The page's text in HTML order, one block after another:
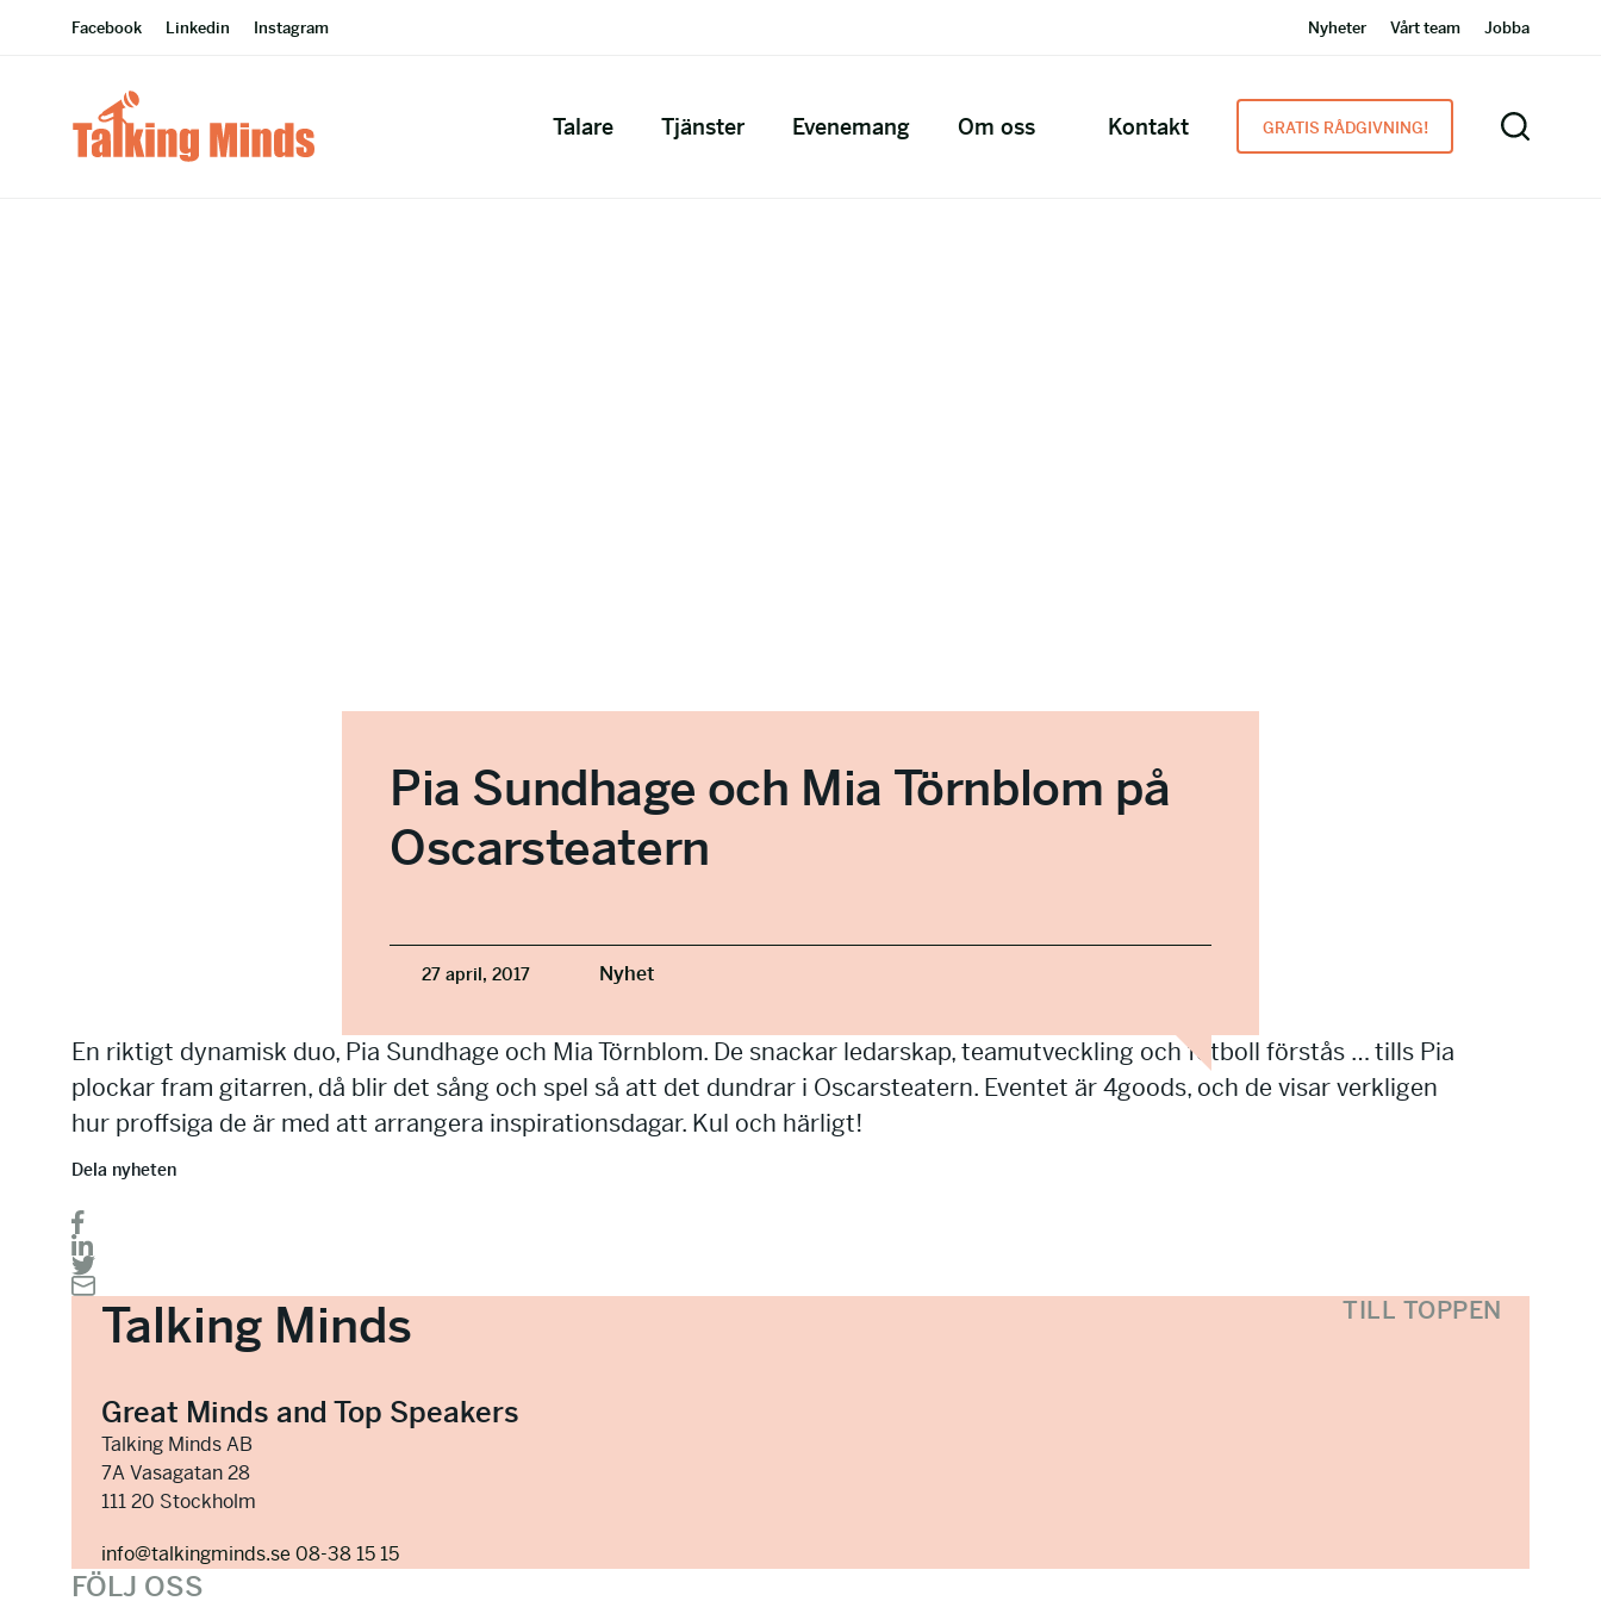
Facebook Linkedin Instagram Nyheter Vårt team Jobba
Talare Tjänster Evenemang Om oss Kontakt GRATIS RÅDGIVNING!
Pia Sundhage och Mia Törnblom på
Oscarsteatern
27 april, 2017 Nyhet
En riktigt dynamisk duo, Pia Sundhage och Mia Törnblom. De snackar ledarskap, teamutveckling och fotboll förstås … tills Pia
plockar fram gitarren, då blir det sång och spel så att det dundrar i Oscarsteatern. Eventet är 4goods, och de visar verkligen
hur proffsiga de är med att arrangera inspirationsdagar. Kul och härligt!
Dela nyheten
Talking Minds
Great Minds and Top Speakers
Talking Minds AB
7A Vasagatan 28
111 20 Stockholm
info@talkingminds.se 08-38 15 15
TILL TOPPEN
FÖLJ OSS